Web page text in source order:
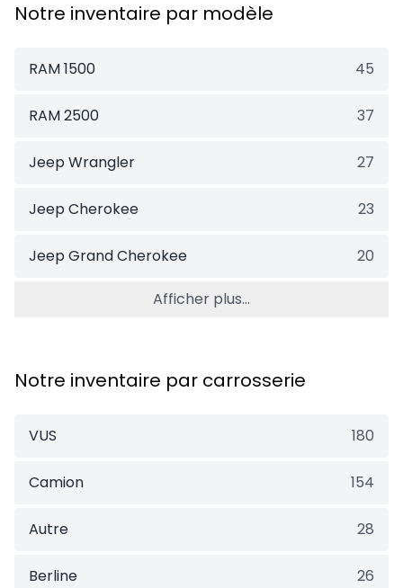
Notre inventaire par modèle
RAM 1500 45
RAM 2500 37
Jeep Wrangler 27
Jeep Cherokee 23
Jeep Grand Cherokee 20
Afficher plus...
Notre inventaire par carrosserie
VUS 180
Camion 154
Autre 28
Berline 26